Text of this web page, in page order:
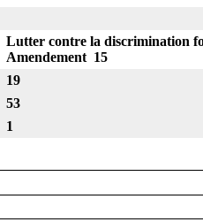
Lutter contre la discrimination
Amendement 15
19
53
1